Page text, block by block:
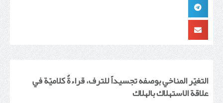
التغيّر المناخي بوصفه تجسيداً للترف، قراءةٌ كلاميّة في
علاقة الاستهلاك بالهلاك